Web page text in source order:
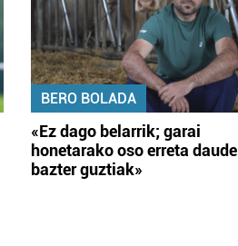
BERO BOLADA
«Ez dago belarrik; garai
honetarako oso erreta daude
bazter guztiak»